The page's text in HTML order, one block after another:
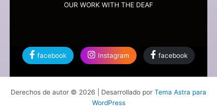
OUR WORK WITH THE DEAF
facebook Instagram facebook
Derechos de autor © 2026 | Desarrollado por Tema Astra para
WordPress